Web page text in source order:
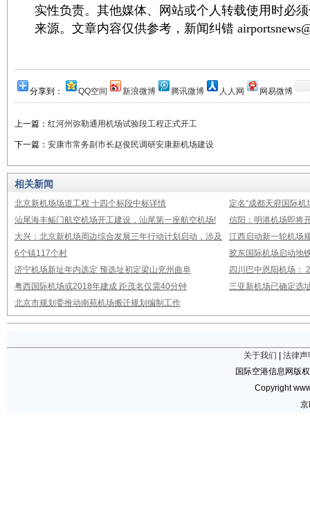
实性负责。其他媒体、网站或个人转载使用时必
来源。文章内容仅供参考，新闻纠错
分享到： QQ空间 新浪微博 腾讯微博 人人网 网易微博
上一篇： 红河州弥勒通用机场试验段工程正式开工
下一篇： 安康市常务副市长赵俊民调研安康新机场建设
相关新闻
北京新机场场道工程 十四个标段中标详情
定名“成都天府国际
汕尾海丰鲘门航空机场开工建设，汕尾第一座航空机场!
信阳：明港机场即将
大兴：北京新机场周边综合发展三年行动计划启动，涉及
6个镇117个村
江西启动新一轮机场
胶东国际机场启动地
济宁机场新址年内选定 预选址初定梁山兖州曲阜
四川巴中恩阳机场：
粤西国际机场或2018年建成 距茂名仅需40分钟
三亚新机场已确定选
北京市规划委推动南苑机场搬迁规划编制工作
关于我们
法律声
国际空港信息网版
Copyright